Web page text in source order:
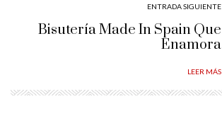
ENTRADA SIGUIENTE
Bisutería Made In Spain Que
Enamora
LEER MÁS